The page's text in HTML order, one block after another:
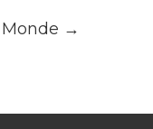
→